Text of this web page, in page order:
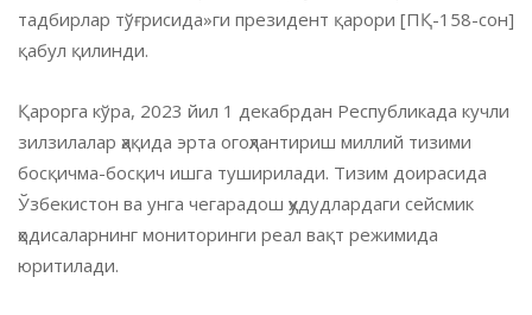
тадбирлар тўғрисида»ги президент қарори [ПҚ-158-сон]
қабул қилинди.
Қарорга кўра, 2023 йил 1 декабрдан Республикада кучли
зилзилалар ҳақида эрта огоҳлантириш миллий тизими
босқичма-босқич ишга туширилади. Тизим доирасида
Ўзбекистон ва унга чегарадош ҳудудлардаги сейсмик
ҳодисаларнинг мониторинги реал вақт режимида
юритилади.